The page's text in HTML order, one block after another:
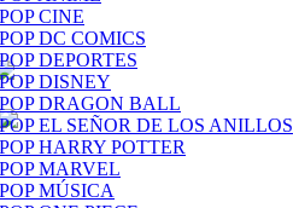
CINE
DC COMICS
DEPORTES
DISNEY
DRAGON BALL
EL SEÑOR DE LOS ANILLOS
HARRY POTTER
MARVEL
MÚSICA